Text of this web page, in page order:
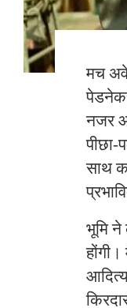
मच
नजर
पीछा-
साथ
भूमि ने